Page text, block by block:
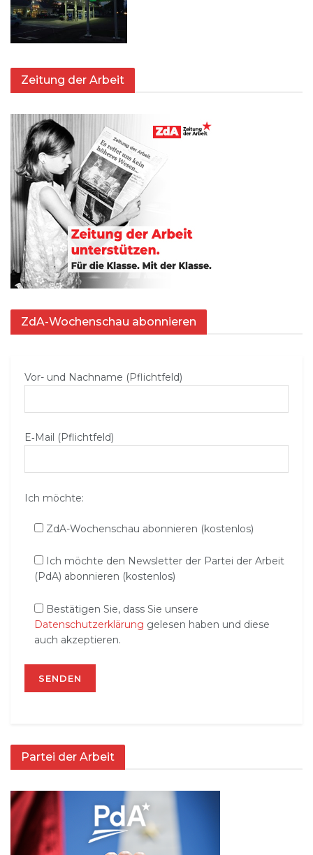
Zeitung der Arbeit
ZdA-Wochenschau abonnieren
Vor- und Nachname (Pflichtfeld)
E‑Mail (Pflichtfeld)
Ich möchte:
ZdA-Wochenschau abonnieren (kostenlos)
Ich möchte den Newsletter der Partei der Arbeit
(PdA) abonnieren (kostenlos)
Bestätigen Sie, dass Sie unsere
Datenschutzerklärung gelesen haben und diese
auch akzeptieren.
Partei der Arbeit